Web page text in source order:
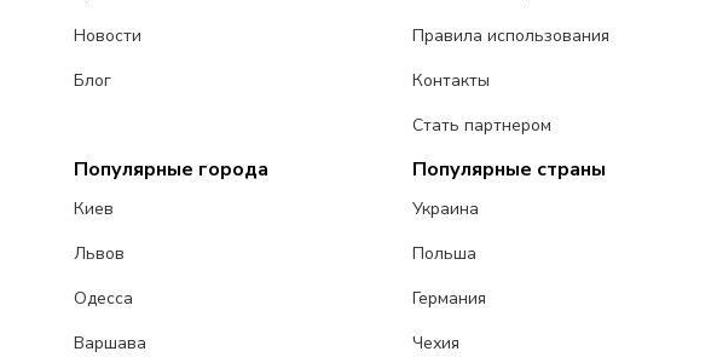
Новости
Блог
Правила использования
Контакты
Стать партнером
Популярные города
Киев
Львов
Одесса
Варшава
Популярные страны
Украина
Польша
Германия
Чехия